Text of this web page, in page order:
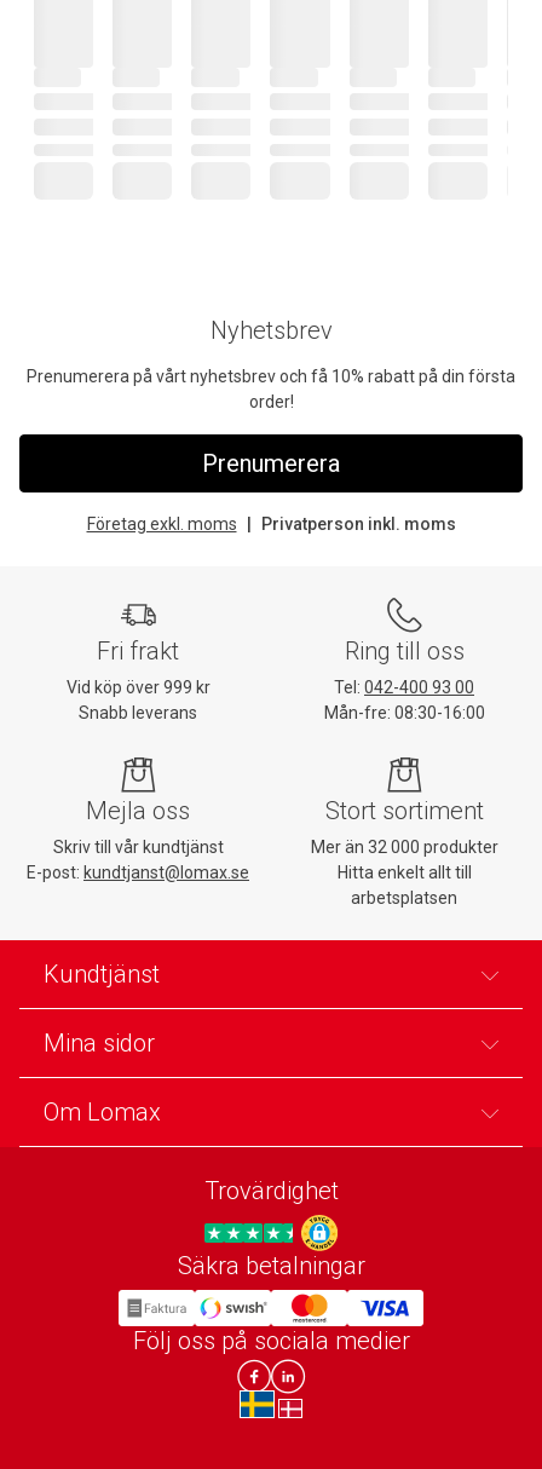
Nyhetsbrev
Prenumerera på vårt nyhetsbrev och få 10% rabatt på din första
order!
Prenumerera
Företag exkl. moms Privatperson inkl. moms
Fri frakt
Vid köp över 999 kr
Snabb leverans
Ring till oss
Tel: 042-400 93 00
Mån-fre: 08:30-16:00
Mejla oss
Skriv till vår kundtjänst
E-post: kundtjanst@lomax.se
Stort sortiment
Mer än 32 000 produkter
Hitta enkelt allt till
arbetsplatsen
Kundtjänst
Mina sidor
Om Lomax
Trovärdighet
Trygg E-handel
Säkra betalningar
Följ oss på sociala medier
Lomax DK Facebook
Lomax SE LinkIn
sv-SEda-DK